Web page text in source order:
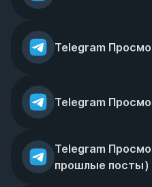
Telegram
Telegram
Telegram
прошлые посты)